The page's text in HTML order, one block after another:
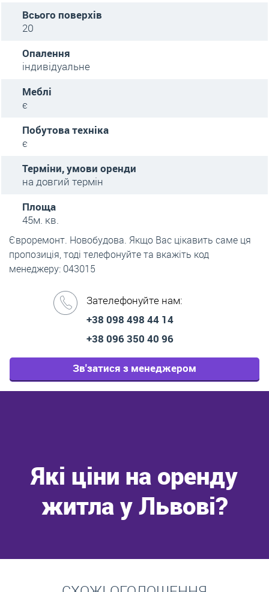
Всього поверхів
20
Опалення
індивідуальне
Меблі
є
Побутова техніка
є
Терміни, умови оренди
на довгий термін
Площа
45м. кв.
Євроремонт. Новобудова. Якщо Вас цікавить саме ця
пропозиція, тоді телефонуйте та вкажіть код
менеджеру: 043015
Зателефонуйте нам:
+38 098 498 44 14
+38 096 350 40 96
Зв'затися з менеджером
Які ціни на оренду
житла у Львові?